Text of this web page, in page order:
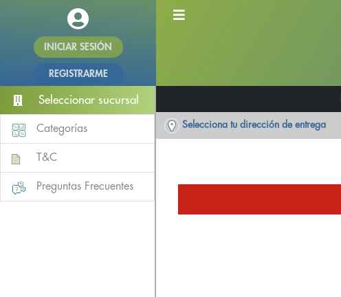
INICIAR SESIÓN
REGISTRARME
Seleccionar sucursal
Categorías
T&C
Preguntas Frecuentes
Selecciona tu dirección de entrega